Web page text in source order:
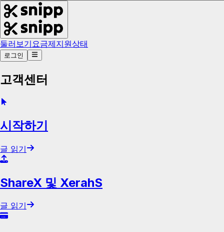
둘러보기 요금제지원상태
로그인
고객센터
시작하기
글 읽기
ShareX 및 XerahS
글 읽기